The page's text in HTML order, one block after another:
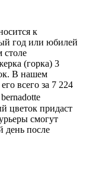
к
год или юбилей
столе
(горка) 3
В нашем
всего за 7 224
цветок придаст
смогут
день после